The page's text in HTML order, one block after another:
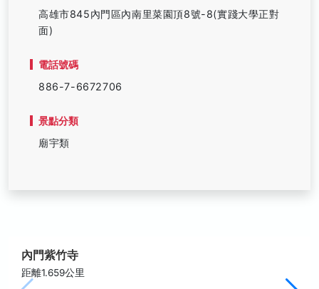
高雄市845內門區內南里菜園頂8號-8(實踐大學正對
面)
電話號碼
886-7-6672706
景點分類
廟宇類
內門紫竹寺
距離1.659公里